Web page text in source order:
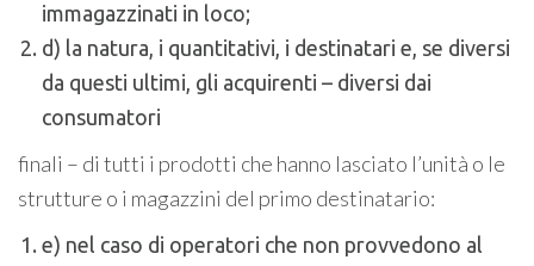
immagazzinati in loco;
d) la natura, i quantitativi, i destinatari e, se diversi
da questi ultimi, gli acquirenti – diversi dai
consumatori
finali – di tutti i prodotti che hanno lasciato l’unità o le
strutture o i magazzini del primo destinatario:
e) nel caso di operatori che non provvedono al